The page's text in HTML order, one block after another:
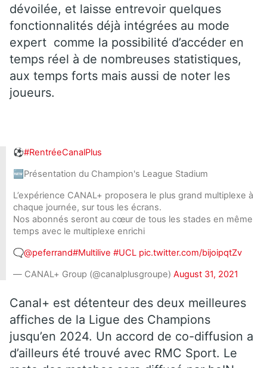
dévoilée, et laisse entrevoir quelques
fonctionnalités déjà intégrées au mode
expert comme la possibilité d’accéder en
temps réel à de nombreuses statistiques,
aux temps forts mais aussi de noter les
joueurs.
⚽️#RentréeCanalPlus
🆕Présentation du Champion's League Stadium
L’expérience CANAL+ proposera le plus grand multiplexe à
chaque journée, sur tous les écrans.
Nos abonnés seront au cœur de tous les stades en même
temps avec le multiplexe enrichi
🗨️@peferrand#Multilive #UCL pic.twitter.com/bijoipqtZv
— CANAL+ Group (@canalplusgroupe) August 31, 2021
Canal+ est détenteur des deux meilleures
affiches de la Ligue des Champions
jusqu’en 2024. Un accord de co-diffusion a
d’ailleurs été trouvé avec RMC Sport. Le